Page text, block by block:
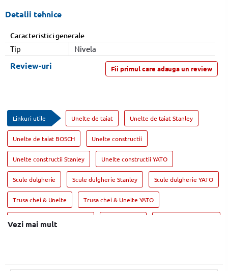
Detalii tehnice
Caracteristici generale
Tip
Nivela
Fii primul care adauga un review
Review-uri
Linkuri utile Unelte de taiat Unelte de taiat Stanley
Unelte de taiat BOSCH Unelte constructii
Unelte constructii Stanley Unelte constructii YATO
Scule dulgherie Scule dulgherie Stanley Scule dulgherie YATO
Trusa chei & Unelte Trusa chei & Unelte YATO
Trusa chei & Unelte Stanley
Vezi mai mult